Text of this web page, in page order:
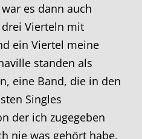
es dann auch
Vierteln mit
ein Viertel meine
standen als
eine Band, die in den
Singles
der ich zugegeben
nie was gehört habe,